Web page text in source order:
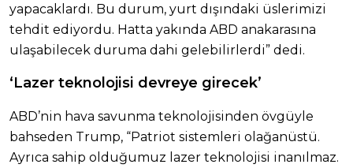
yapacaklardı. Bu durum, yurt dışındaki üslerimizi
tehdit ediyordu. Hatta yakında ABD anakarasına
ulaşabilecek duruma dahi gelebilirlerdi” dedi.
‘Lazer teknolojisi devreye girecek’
ABD’nin hava savunma teknolojisinden övgüyle
bahseden Trump, “Patriot sistemleri olağanüstü.
Ayrıca sahip olduğumuz lazer teknolojisi inanılmaz.